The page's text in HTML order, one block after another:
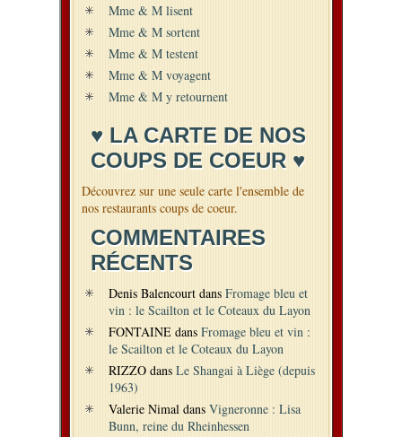
Mme & M lisent
Mme & M sortent
Mme & M testent
Mme & M voyagent
Mme & M y retournent
♥ LA CARTE DE NOS
COUPS DE COEUR ♥
Découvrez sur une seule carte l'ensemble de
nos restaurants coups de coeur.
COMMENTAIRES
RÉCENTS
Denis Balencourt dans Fromage bleu et
vin : le Scailton et le Coteaux du Layon
FONTAINE dans Fromage bleu et vin :
le Scailton et le Coteaux du Layon
RIZZO dans Le Shangai à Liège (depuis
1963)
Valerie Nimal dans Vigneronne : Lisa
Bunn, reine du Rheinhessen